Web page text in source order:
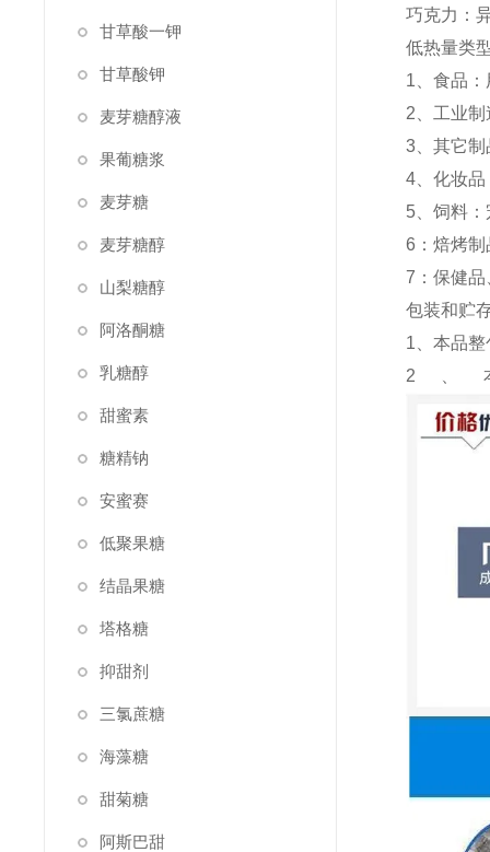
甘草酸一钾
甘草酸钾
麦芽糖醇液
果葡糖浆
麦芽糖
麦芽糖醇
山梨糖醇
阿洛酮糖
乳糖醇
甜蜜素
糖精钠
安蜜赛
低聚果糖
结晶果糖
塔格糖
抑甜剂
三氯蔗糖
海藻糖
甜菊糖
阿斯巴甜
巧克力：
低热量类
1、食品
2、工业
3、其它
4、化妆
5、饲料
6：焙烤
7：保健
包装和贮
1、本品
2、